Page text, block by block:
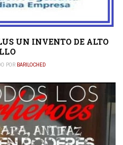
UN INVENTO DE ALTO
POR BARILOCHED